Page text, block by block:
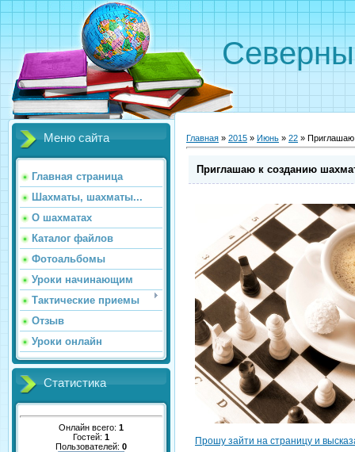
Меню сайта
Главная страница
Шахматы, шахматы...
О шахматах
Каталог файлов
Фотоальбомы
Уроки начинающим
Тактические приемы
Отзыв
Уроки онлайн
Статистика
Онлайн всего: 1
Гостей: 1
Пользователей: 0
Главная » 2015 » Июнь » 22 » Приглашаю
Приглашаю к созданию
Прошу зайти на страницу и